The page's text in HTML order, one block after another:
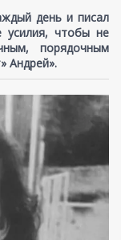
день и писал
усилия, чтобы не
порядочным
Андрей».